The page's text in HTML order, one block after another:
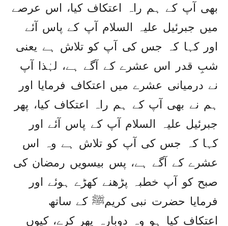
بھی آپ کے ہم راہ اعتکاف کیا، اس عرصے
میں جبرئیل علیہ السلام آپ کے پاس آئے
اور کہا کہ جس کی آپ کو تلاش ہے یعنی
شبِ قدر اس عشرے کے آگے ہے، لہٰذا آپ
نے درمیانی عشرے میں اعتکاف فرمایا اور
ہم نے بھی آپ کے ہم راہ اعتکاف کیا، پھر
جبرئیل علیہ السلام آپ کے پاس آئے اور
کہا کہ جس کی آپ کو تلاش ہے وہ اس
عشرے کے آگے ہے، پس بیسویں رمضان کی
صبح کو آپ خطبہ پڑھنے کھڑے ہوئے اور
فرمایا حضرت نبی کریمﷺ کے ساتھ
اعتکاف کیا ہو وہ دوبارہ پھر کرے، کیوں